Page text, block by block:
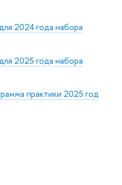
2024 года набора
2025 года набора
практики 2025 год